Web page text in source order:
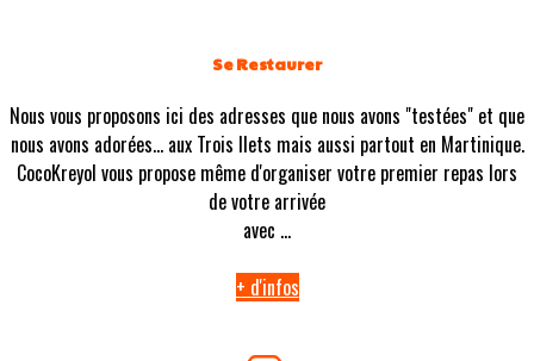
Se Restaurer
Nous vous proposons ici des adresses que nous avons "testées" et que
nous avons adorées... aux Trois Ilets mais aussi partout en Martinique.
CocoKreyol vous propose même d'organiser votre premier repas lors
de votre arrivée
avec ...
+ d'infos